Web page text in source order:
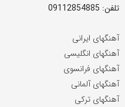
تلفن: 09112854885
آهنگهای ایرانی
آهنگهای انگلیسی
آهنگهای فرانسوی
آهنگهای آلمانی
آهنگهای ترکی